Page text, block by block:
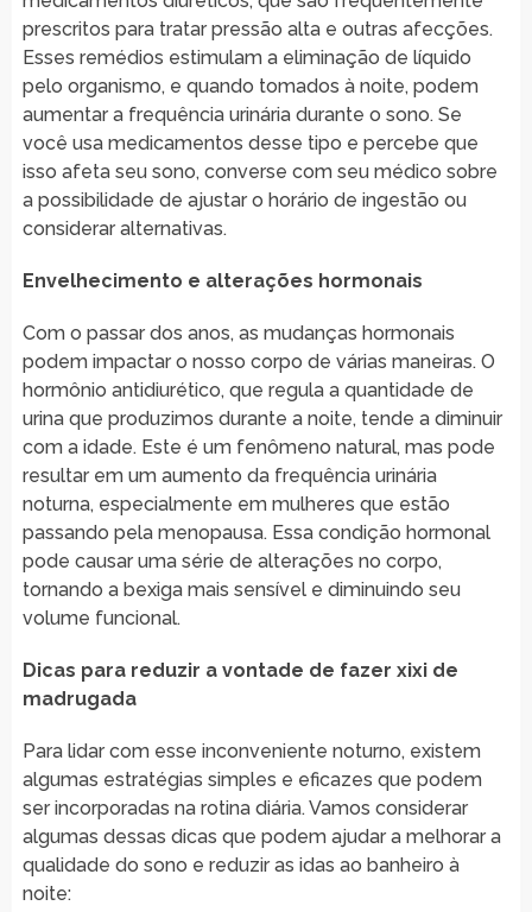
prescritos para tratar pressão alta e outras afecções.
Esses remédios estimulam a eliminação de líquido
pelo organismo, e quando tomados à noite, podem
aumentar a frequência urinária durante o sono. Se
você usa medicamentos desse tipo e percebe que
isso afeta seu sono, converse com seu médico sobre
a possibilidade de ajustar o horário de ingestão ou
considerar alternativas.
Envelhecimento e alterações hormonais
Com o passar dos anos, as mudanças hormonais
podem impactar o nosso corpo de várias maneiras. O
hormônio antidiurético, que regula a quantidade de
urina que produzimos durante a noite, tende a diminuir
com a idade. Este é um fenômeno natural, mas pode
resultar em um aumento da frequência urinária
noturna, especialmente em mulheres que estão
passando pela menopausa. Essa condição hormonal
pode causar uma série de alterações no corpo,
tornando a bexiga mais sensível e diminuindo seu
volume funcional.
Dicas para reduzir a vontade de fazer xixi de
madrugada
Para lidar com esse inconveniente noturno, existem
algumas estratégias simples e eficazes que podem
ser incorporadas na rotina diária. Vamos considerar
algumas dessas dicas que podem ajudar a melhorar a
qualidade do sono e reduzir as idas ao banheiro à
noite: